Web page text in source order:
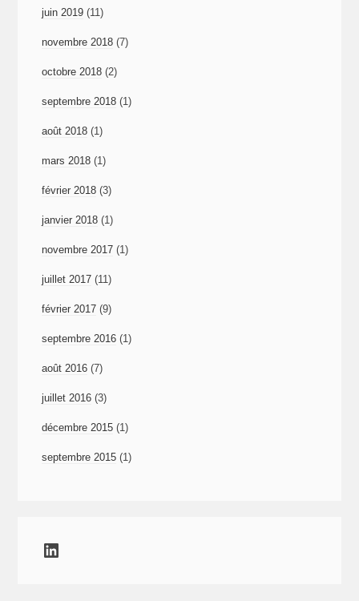
juin 2019 (11)
novembre 2018 (7)
octobre 2018 (2)
septembre 2018 (1)
août 2018 (1)
mars 2018 (1)
février 2018 (3)
janvier 2018 (1)
novembre 2017 (1)
juillet 2017 (11)
février 2017 (9)
septembre 2016 (1)
août 2016 (7)
juillet 2016 (3)
décembre 2015 (1)
septembre 2015 (1)
LinkedIn